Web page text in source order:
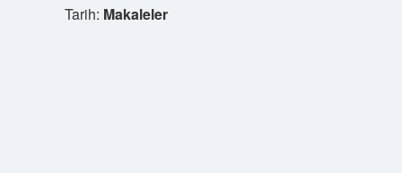
Tarih: Makaleler